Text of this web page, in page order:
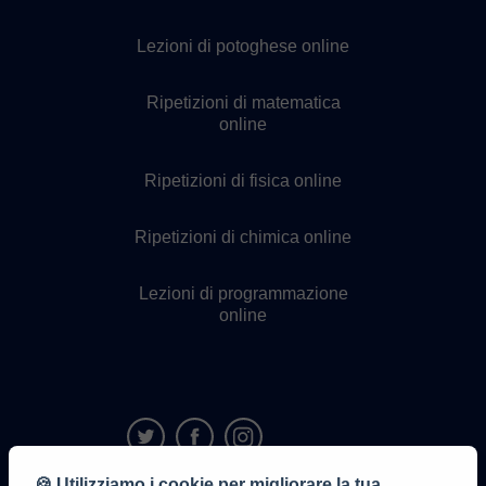
Lezioni di potoghese online
Ripetizioni di matematica
online
Ripetizioni di fisica online
Ripetizioni di chimica online
Lezioni di programmazione
online